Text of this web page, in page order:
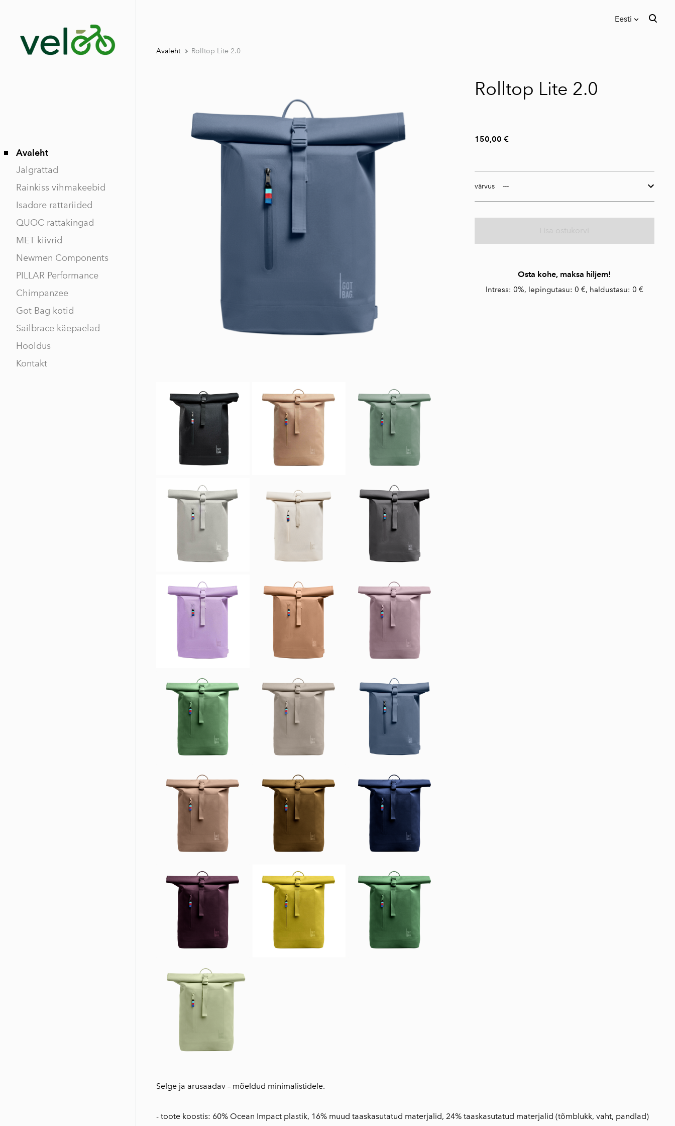
Eesti
Avaleht
Jalgrattad
Rainkiss vihmakeebid
Isadore rattariided
QUOC rattakingad
MET kiivrid
Newmen Components
PILLAR Performance
Chimpanzee
Got Bag kotid
Sailbrace käepaelad
Hooldus
Kontakt
Avaleht Rolltop Lite 2.0
Rolltop Lite 2.0
150,00 €
värvus
Osta kohe, maksa hiljem!
Intress: 0%, lepingutasu: 0 €, haldustasu: 0 €
Selge ja arusaadav – mõeldud minimalistidele.
- toote koostis: 60% Ocean Impact plastik, 16% muud taaskasutatud materjalid, 24% taaskasutatud materjalid (tõmblukk, vaht, pandlad)